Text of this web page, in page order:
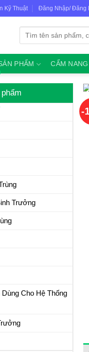
Kỹ Thuật Đăng Nhập/ Đăng
kiếm:
PHẨM CẨM
Trưởng
Cho Hệ Thống
-